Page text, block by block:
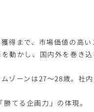
得まで、市場価値の高
動かし、国内外を巻き
ゾーンは27～28歳。社
てる企画力」の体現。